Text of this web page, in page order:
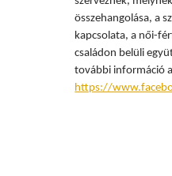
összehangolása, a
kapcsolata, a női-
családon belüli
további információ
https://